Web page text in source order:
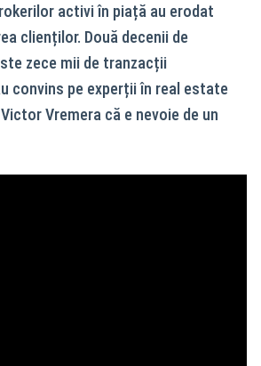
activi în piață au erodat
clienților. Două decenii de
zece mii de tranzacții
convins pe experții în real estate
Vremera că e nevoie de un